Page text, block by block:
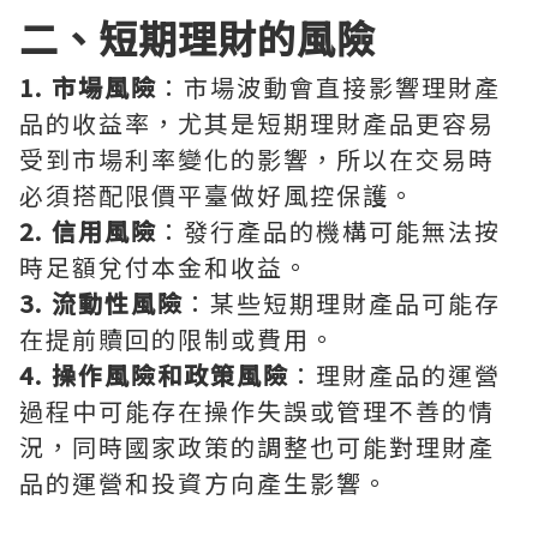
二、短期理財的風險
1. 市場風險 ：市場波動會直接影響理財產
品的收益率，尤其是短期理財產品更容易
受到市場利率變化的影響，所以在交易時
必須搭配限價平臺做好風控保護。
2. 信用風險 ：發行產品的機構可能無法按
時足額兌付本金和收益。
3. 流動性風險 ：某些短期理財產品可能存
在提前贖回的限制或費用。
4. 操作風險和政策風險 ：理財產品的運營
過程中可能存在操作失誤或管理不善的情
況，同時國家政策的調整也可能對理財產
品的運營和投資方向產生影響。